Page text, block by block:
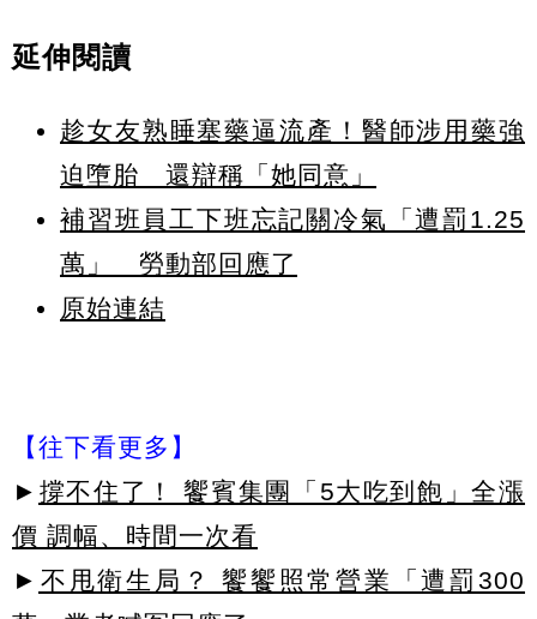
延伸閱讀
趁女友熟睡塞藥逼流產！醫師涉用藥強
迫墮胎 還辯稱「她同意」
補習班員工下班忘記關冷氣「遭罰1.25
萬」 勞動部回應了
原始連結
【往下看更多】
► 撐不住了！ 饗賓集團「5大吃到飽」全漲
價 調幅、時間一次看
► 不甩衛生局？ 饗饗照常營業「遭罰300